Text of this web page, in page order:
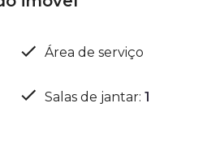
Área de serviço
Salas de jantar: 1